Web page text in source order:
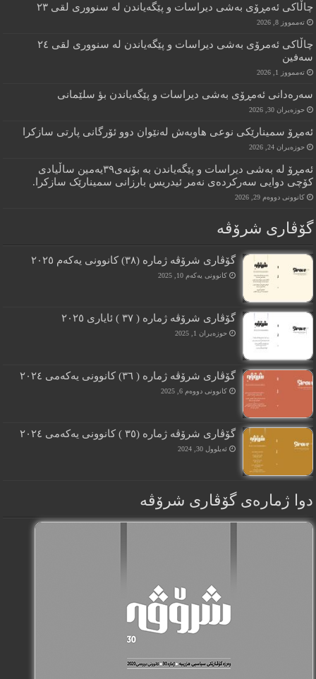
چاڵاکى ئەمڕۆى بەشى دیراسات و پێگەیاندن لە سنوورى لقى ٢٣
تەممووز 8, 2026
چاڵاکى ئەمرۆى بەشى دیراسات و پێگەیاندن لە سنوورى لقى ٢٤
سەفین
تەممووز 1, 2026
سەرەدانى ئەمڕۆى بەشى دیراسات و پێگەیاندن بؤ سلێمانى
حوزه‌یران 30, 2026
ئەمڕۆ سمینارێکى نوعى هاوبەش لەنێوان دوو ئۆرگانى پارتى سازکرا
حوزه‌یران 24, 2026
ئەمڕۆ لە بەشى دیراسات و پێگەیاندن بە بۆنەى٣٩یەمین ساڵیادى
کۆچى دوایی سەرکردەى نەمر ئیدریس بارزانى سمینارێک سازکرا.
کانوونی دووەم 29, 2026
گۆڤاری شرۆڤه
گۆڤارى شرۆڤە ژمارە (٣٨) کانوونى یەکەم ٢٠٢٥
کانوونی یەکەم 10, 2025
گۆڤارى شرۆڤە ژمارە ( ٣٧ ) ئایارى ٢٠٢٥
حوزه‌یران 1, 2025
گۆڤارى شرۆڤە ژمارە ( ٣٦) کانوونى یەکەمى ٢٠٢٤
کانوونی دووەم 6, 2025
گۆڤارى شرۆڤە ژمارە (٣٥ ) کانوونى یەکەمى ٢٠٢٤
ئەیلوول 30, 2024
دوا ژمارەی گۆڤاری شرۆڤه